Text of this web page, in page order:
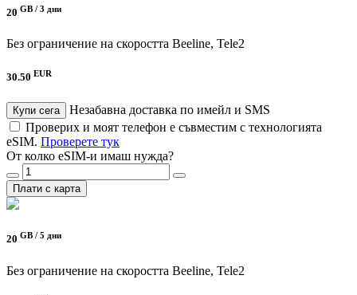
20 GB / 3 дни
Без ограничение на скоростта Beeline, Tele2
30.50 EUR
Купи сега
Незабавна доставка по имейл и SMS
Проверих и моят телефон е съвместим с технологията
eSIM. Проверете тук
От колко eSIM-и имаш нужда?
Плати с карта
20 GB / 5 дни
Без ограничение на скоростта Beeline, Tele2